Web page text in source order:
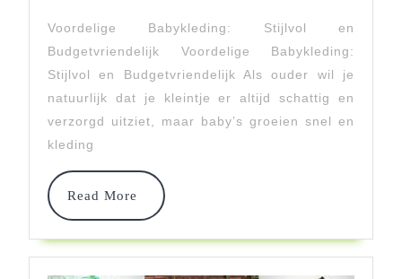
Stijlvolle
Voordelige
Babykleding:
Kleintjes
Voordelige Babykleding: Stijlvol en
Budgetvriendelijk Voordelige Babykleding:
Stijlvol en Budgetvriendelijk Als ouder wil je
natuurlijk dat je kleintje er altijd schattig en
verzorgd uitziet, maar baby’s groeien snel en
kleding
Read More
Read
More